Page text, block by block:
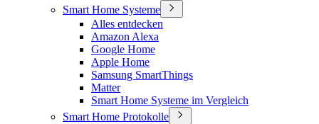
Smart Home Systeme
Alles entdecken
Amazon Alexa
Google Home
Apple Home
Samsung SmartThings
Matter
Smart Home Systeme im Vergleich
Smart Home Protokolle